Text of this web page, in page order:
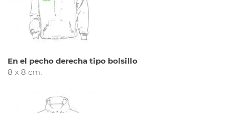
En el pecho derecha tipo bolsillo
8 x 8 cm.